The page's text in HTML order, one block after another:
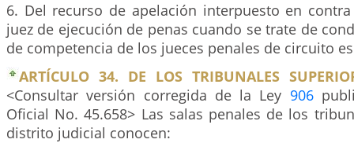
6. Del recurso de apelación interpuesto en
juez de ejecución de penas cuando se trate de
de competencia de los jueces penales de circuito
ARTÍCULO 34. DE LOS TRIBUNALES
<Consultar versión corregida de la Ley 906
Oficial No. 45.658> Las salas penales de los
distrito judicial conocen: